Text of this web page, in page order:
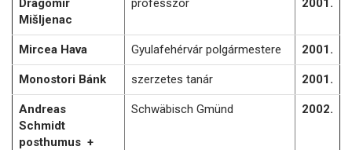
Mišljenac
Mircea Hava Gyulafehérvár polgármestere 2001.
Monostori Bánk szerzetes tanár 2001.
Andreas
Schmidt
posthumus +
Schwäbisch Gmünd 2002.